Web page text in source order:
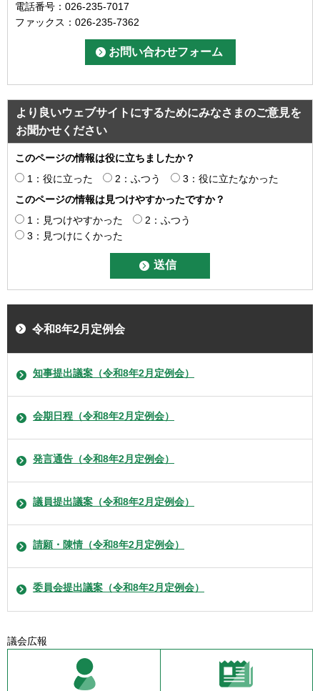
電話番号：026-235-7017
ファックス：026-235-7362
より良いウェブサイトにするためにみなさまのご意見を
お聞かせください
このページの情報は役に立ちましたか？
1：役に立った
2：ふつう
3：役に立たなかった
このページの情報は見つけやすかったですか？
1：見つけやすかった
2：ふつう
3：見つけにくかった
令和8年2月定例会
知事提出議案（令和8年2月定例会）
会期日程（令和8年2月定例会）
発言通告（令和8年2月定例会）
議員提出議案（令和8年2月定例会）
請願・陳情（令和8年2月定例会）
委員会提出議案（令和8年2月定例会）
議会広報